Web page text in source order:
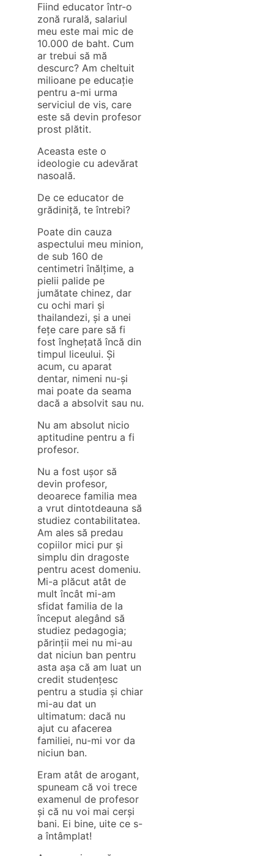
Fiind educator într-o
zonă rurală, salariul
meu este mai mic de
10.000 de baht. Cum
ar trebui să mă
descurc? Am cheltuit
milioane pe educație
pentru a-mi urma
serviciul de vis, care
este să devin profesor
prost plătit.
Aceasta este o
ideologie cu adevărat
nasoală.
De ce educator de
grădiniță, te întrebi?
Poate din cauza
aspectului meu minion,
de sub 160 de
centimetri înălțime, a
pielii palide pe
jumătate chinez, dar
cu ochi mari și
thailandezi, și a unei
fețe care pare să fi
fost înghețată încă din
timpul liceului. Și
acum, cu aparat
dentar, nimeni nu-și
mai poate da seama
dacă a absolvit sau nu.
Nu am absolut nicio
aptitudine pentru a fi
profesor.
Nu a fost ușor să
devin profesor,
deoarece familia mea
a vrut dintotdeauna să
studiez contabilitatea.
Am ales să predau
copiilor mici pur și
simplu din dragoste
pentru acest domeniu.
Mi-a plăcut atât de
mult încât mi-am
sfidat familia de la
început alegând să
studiez pedagogia;
părinții mei nu mi-au
dat niciun ban pentru
asta așa că am luat un
credit studențesc
pentru a studia și chiar
mi-au dat un
ultimatum: dacă nu
ajut cu afacerea
familiei, nu-mi vor da
niciun ban.
Eram atât de arogant,
spuneam că voi trece
examenul de profesor
și că nu voi mai cerși
bani. Ei bine, uite ce s-
a întâmplat!